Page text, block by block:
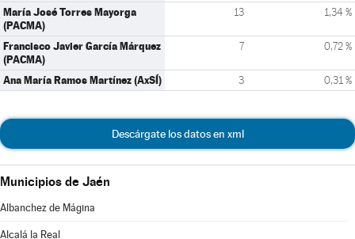
María José Torres Mayorga
(PACMA)
13 1,34 %
Francisco Javier García Márquez
(PACMA)
7 0,72 %
Ana María Ramos Martínez (AxSÍ) 3 0,31 %
Descárgate los datos en xml
Municipios de Jaén
Albanchez de Mágina
Alcalá la Real